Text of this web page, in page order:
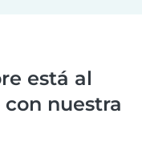
está al
nuestra